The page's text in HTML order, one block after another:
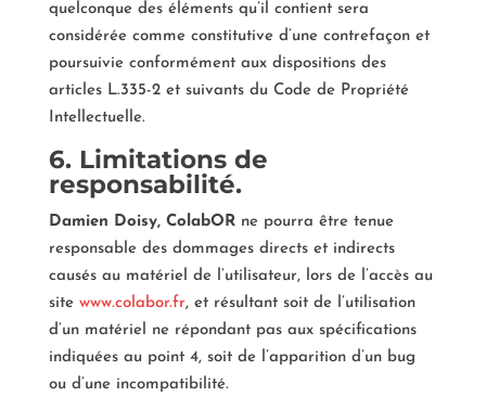
quelconque des éléments qu’il contient sera
considérée comme constitutive d’une contrefaçon et
poursuivie conformément aux dispositions des
articles L.335-2 et suivants du Code de Propriété
Intellectuelle.
6. Limitations de
responsabilité.
Damien Doisy, ColabORne pourra être tenue
responsable des dommages directs et indirects
causés au matériel de l’utilisateur, lors de l’accès au
site www.colabor.fr, et résultant soit de l’utilisation
d’un matériel ne répondant pas aux spécifications
indiquées au point 4, soit de l’apparition d’un bug
ou d’une incompatibilité.